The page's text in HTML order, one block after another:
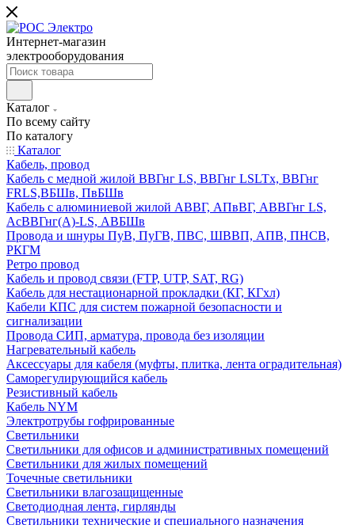
Интернет-магазин
электрооборудования
Каталог
По всему сайту
По каталогу
Каталог
Кабель, провод
Кабель с медной жилой ВВГнг LS, ВВГнг LSLTx, ВВГнг
FRLS,ВБШв, ПвБШв
Кабель с алюминиевой жилой АВВГ, АПвВГ, АВВГнг LS,
АсВВГнг(А)-LS, АВБШв
Провода и шнуры ПуВ, ПуГВ, ПВС, ШВВП, АПВ, ПНСВ,
РКГМ
Ретро провод
Кабель и провод связи (FTP, UTP, SAT, RG)
Кабель для нестационарной прокладки (КГ, КГхл)
Кабели КПС для систем пожарной безопасности и
сигнализации
Провода СИП, арматура, провода без изоляции
Нагревательный кабель
Аксессуары для кабеля (муфты, плитка, лента оградительная)
Саморегулирующийся кабель
Резистивный кабель
Кабель NYM
Электротрубы гофрированные
Светильники
Светильники для офисов и административных помещений
Светильники для жилых помещений
Точечные светильники
Светильники влагозащищенные
Светодиодная лента, гирлянды
Светильники технические и специального назначения